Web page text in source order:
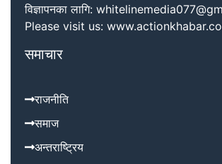
विज्ञापनका लागि:
Please visit us:
समाचार
राजनीति
समाज
अन्तराष्ट्रिय